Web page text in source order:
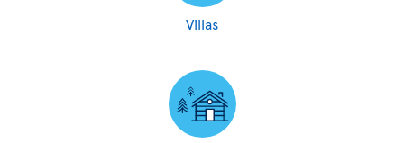
Villas